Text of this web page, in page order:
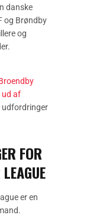
danske
og Brøndby
og
ud af
udfordringer
FOR
er en